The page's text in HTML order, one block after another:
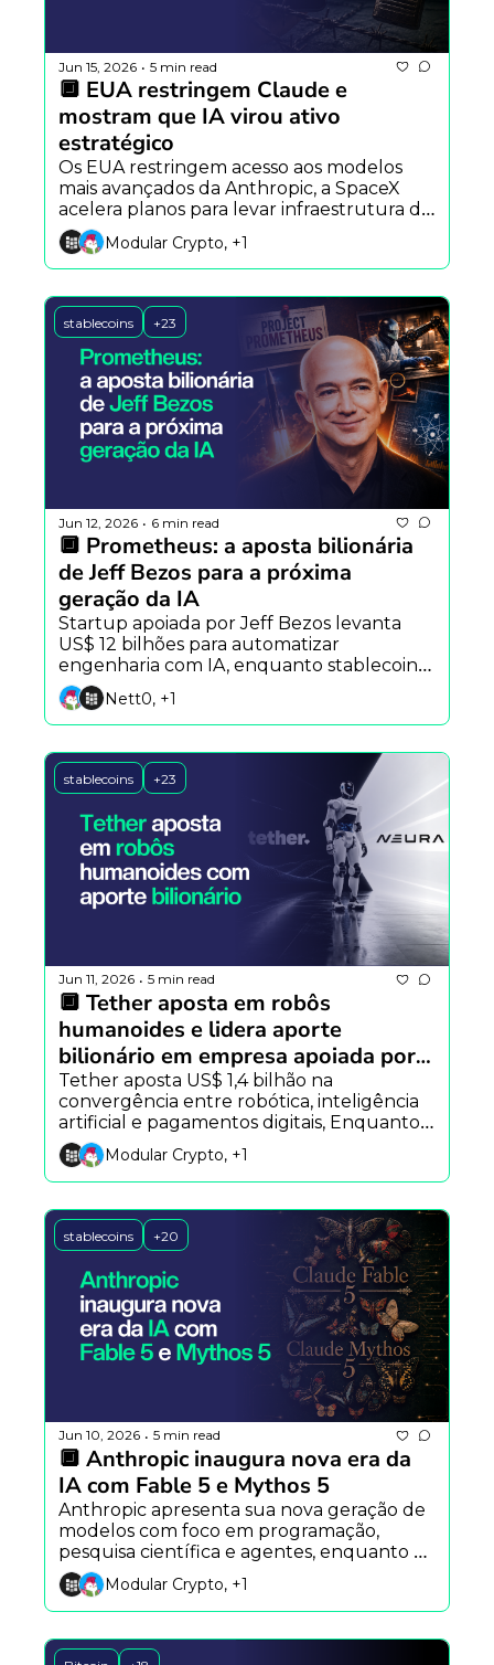
Jun 15, 2026 • 5 min read
🔲 EUA restringem Claude e
mostram que IA virou ativo
estratégico
Os EUA restringem acesso aos modelos
mais avançados da Anthropic, a SpaceX
acelera planos para levar infraestrutura de
IA ao espaço e uma nova polêmica
reacende o debate sobre transparência no
desenvolvimento de modelos open-
source.
Modular Crypto, +1
stablecoins +23
Jun 12, 2026 • 6 min read
🔲 Prometheus: a aposta bilionária
de Jeff Bezos para a próxima
geração da IA
Startup apoiada por Jeff Bezos levanta
US$ 12 bilhões para automatizar
engenharia com IA, enquanto stablecoins
ganham espaço nos pagamentos
cotidianos e a Anthropic recua após
críticas sobre transparência no Claude
Fable 5.
Nett0, +1
stablecoins +23
Jun 11, 2026 • 5 min read
🔲 Tether aposta em robôs
humanoides e lidera aporte
bilionário em empresa apoiada por
Nvidia e Amazon
Tether aposta US$ 1,4 bilhão na
convergência entre robótica, inteligência
artificial e pagamentos digitais, Enquanto a
Anthropic defende auditorias obrigatórias
para sistemas avançados de IA, Já o Google
explora uma nova arquitetura capaz de
gerar texto até quatro vezes mais rápido.
Modular Crypto, +1
stablecoins +20
Jun 10, 2026 • 5 min read
🔲 Anthropic inaugura nova era da
IA com Fable 5 e Mythos 5
Anthropic apresenta sua nova geração de
modelos com foco em programação,
pesquisa científica e agentes, enquanto o
Google avança na tradução em tempo
real e pesquisadores alertam para uma
nova geração de ataques cibernéticos
movidos por IA.
Modular Crypto, +1